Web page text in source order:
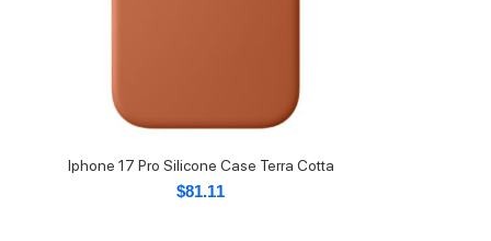
Iphone 17 Pro Silicone Case Terra Cotta
$81.11